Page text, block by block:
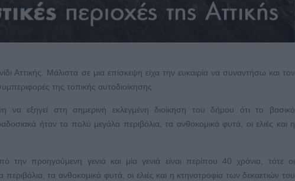
Αττικής. Μάλιστα σε μια επίσκεψη είχα την ευκαιρία να συναντήσω και τον
της τοπικής αυτοδιοίκησης.
εξηγεί στη σημερινή εκλεγμένη διοίκηση του δήμου ότι το βασικό
ήταν τα πολύ μεγάλα περιβόλια, τα ανθοκομικά φυτά, οι ελιές και η
προηγούμενη γενιά και μία γενιά είναι περίπου 40 χρόνια, τότε οι
τα ανθοκομικά φυτά, οι ελιές και η κτηνοτροφία των δεκαετιών του